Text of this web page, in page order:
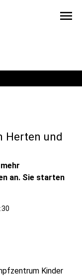
menu
Herten und
an. Sie starten
Kinder